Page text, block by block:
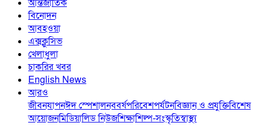
আন্তর্জাতিক
বিনোদন
আবহওয়া
এক্সক্লুসিভ
খেলাধুলা
চাকরির খবর
English News
আরও
জীবনযাপনঈদ স্পেশালনববর্ষপরিবেশপর্যটনবিজ্ঞান ও প্রযুক্তিবিশেষ
আয়োজনমিডিয়ালিড নিউজশিক্ষাশিল্প-সংস্কৃতিস্বাস্থ্য